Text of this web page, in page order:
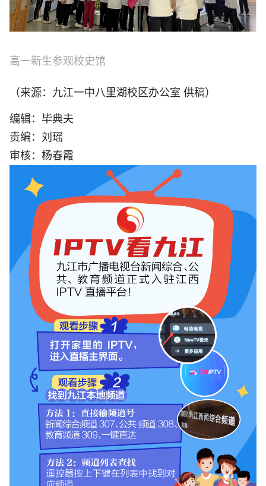
高一新生参观校史馆
（来源：九江一中八里湖校区办公室 供稿）
编辑：毕典夫
责编：刘瑶
审核：杨春霞